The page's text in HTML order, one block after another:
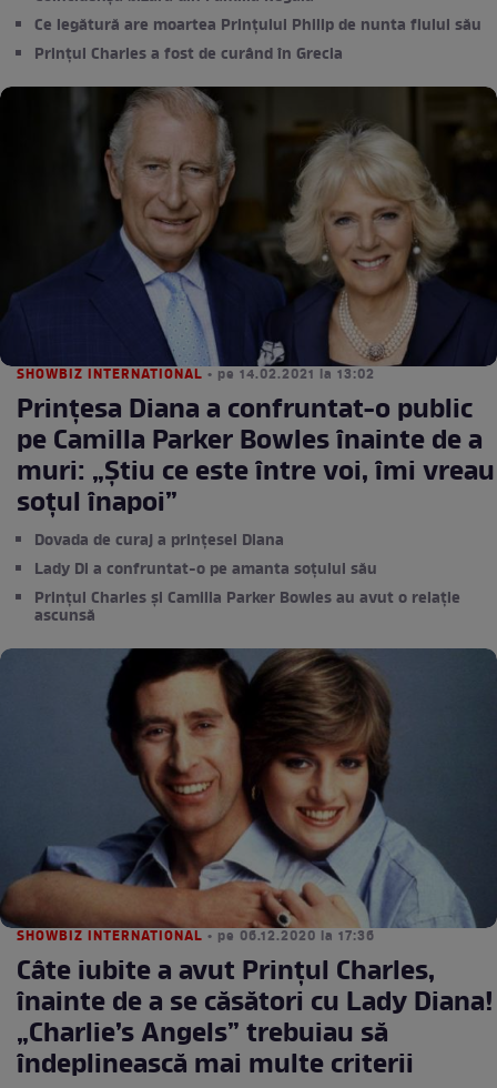
Ce legătură are moartea Prințului Philip de nunta fiului său
Prințul Charles a fost de curând în Grecia
SHOWBIZ INTERNATIONAL • pe 14.02.2021 la 13:02
Prințesa Diana a confruntat-o public
pe Camilla Parker Bowles înainte de a
muri: „Știu ce este între voi, îmi vreau
soțul înapoi”
Dovada de curaj a prințesei Diana
Lady Di a confruntat-o pe amanta soțului său
Prințul Charles și Camilla Parker Bowles au avut o relație
ascunsă
SHOWBIZ INTERNATIONAL • pe 06.12.2020 la 17:36
Câte iubite a avut Prințul Charles,
înainte de a se căsători cu Lady Diana!
„Charlie’s Angels” trebuiau să
îndeplinească mai multe criterii